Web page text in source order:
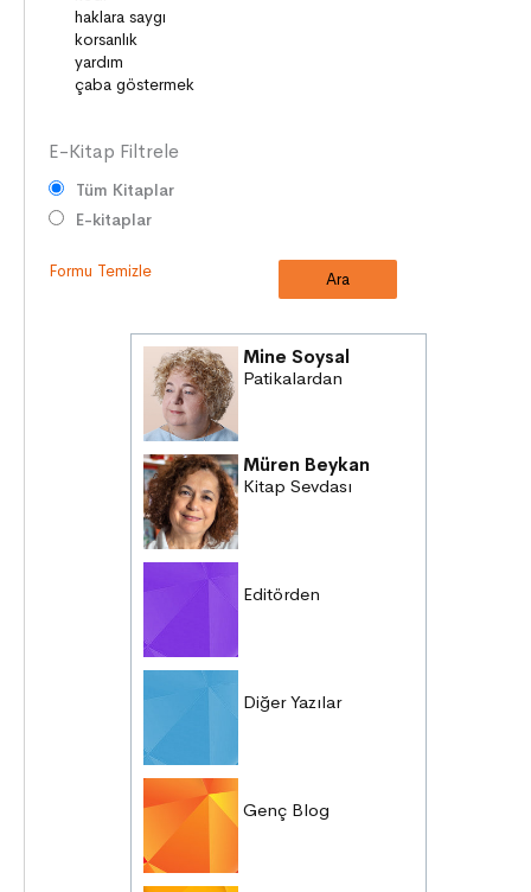
SANAT
DEĞERLERİMİZ
E-Kitap Filtrele
Tüm Kitaplar
E-kitaplar
Formu Temizle
Mine Soysal
Patikalardan
Müren Beykan
Kitap Sevdası
Editörden
Diğer Yazılar
Genç Blog